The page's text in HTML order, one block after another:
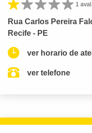
1 aval.
Rua Carlos Pereira
Recife - PE
ver horario de
ver telefone